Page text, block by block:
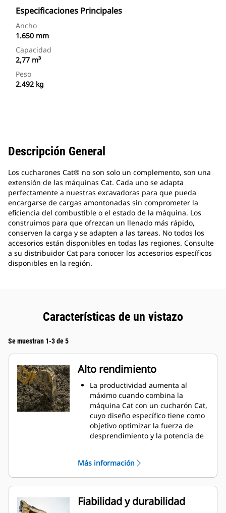
Especificaciones Principales
Ancho
1.650 mm
Capacidad
2,77 m³
Peso
2.492 kg
Descripción General
Los cucharones Cat® no son solo un complemento, son una
extensión de las máquinas Cat. Cada uno se adapta
perfectamente a nuestras excavadoras para que pueda
encargarse de cargas amontonadas sin comprometer la
eficiencia del combustible o el estado de la máquina. Los
construimos para que ofrezcan un llenado más rápido,
conserven la carga y se adapten a las tareas. No todos los
accesorios están disponibles en todas las regiones. Consulte
a su distribuidor Cat para conocer los accesorios específicos
disponibles en la región.
Características de un vistazo
Se muestran 1-3 de 5
Alto rendimiento
La productividad aumenta al
máximo cuando combina la
máquina Cat con un cucharón Cat,
cuyo diseño específico tiene como
objetivo optimizar la fuerza de
desprendimiento y la potencia de
radio mejora el flujo de material
hacia el cucharón. El espacio libre
del talón agregado asegura que la
parte inferior del cucharón no se
arrastre, lo que reduce los costos
Más información
Fiabilidad y durabilidad